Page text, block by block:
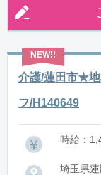
介護/蓮田市★地
フ/H140649
時給：
埼玉県